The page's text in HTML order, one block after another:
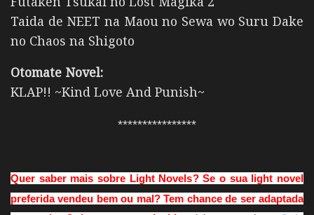
Taida de NEET na Maou no Sewa wo Suru Dake
no Chaos na Shigoto
Otomate Novel:
KLAP!! ~Kind Love And Punish~
****************
Quer saber mais sobre Light Novels? Se o sua light novel
preferida vendeu bem ou mal? Tem chance de ser adaptada